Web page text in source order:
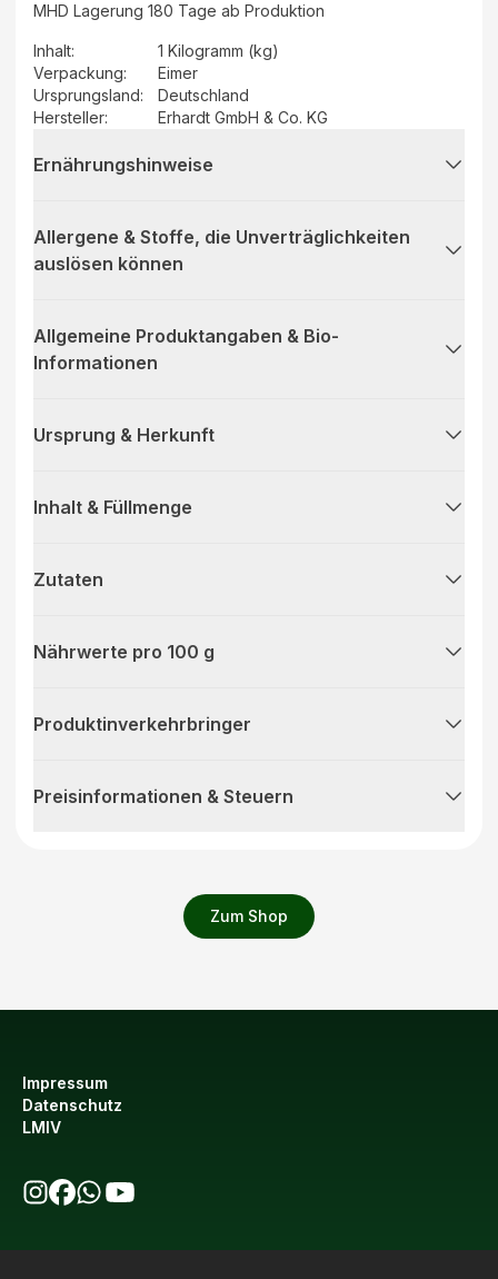
Zum Shop
MHD Lagerung 180 Tage ab Produktion
Inhalt:
1 Kilogramm (kg)
Verpackung:
Eimer
Ursprungsland:
Deutschland
Hersteller: Erhardt GmbH & Co. KG
Ernährungshinweise
Allergene & Stoffe, die Unverträglichkeiten
auslösen können
Allgemeine Produktangaben & Bio-
Informationen
Ursprung & Herkunft
Inhalt & Füllmenge
Zutaten
Nährwerte pro 100 g
Produktinverkehrbringer
Preisinformationen & Steuern
Impressum
Datenschutz
LMIV